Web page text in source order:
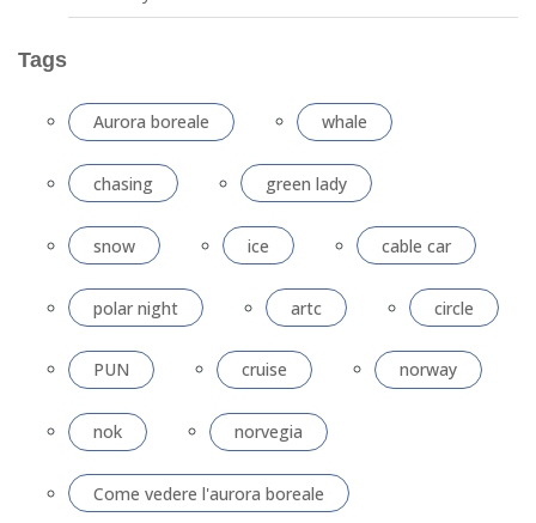
Tags
Aurora boreale whale
chasing green lady
snow ice cable car
polar night artc circle
PUN cruise norway
nok norvegia
Come vedere l'aurora boreale